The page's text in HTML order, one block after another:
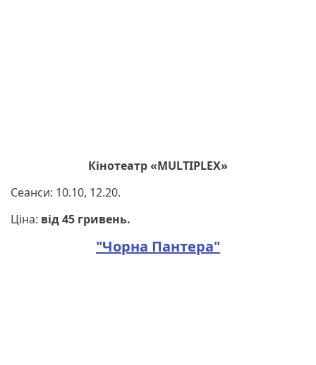
Кінотеатр «MULTIPLEX»
Сеанси: 10.10, 12.20.
Ціна: від 45 гривень.
"Чорна Пантера"